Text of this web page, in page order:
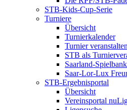
STB-Kids-Cup-Serie
Turniere
Übersicht
Turnierkalender
Turnier veranstalten
STB als
Saarland-
Saar-Lor-Lux
STB-Ergebnisportal
Übersicht
Vereinsportal